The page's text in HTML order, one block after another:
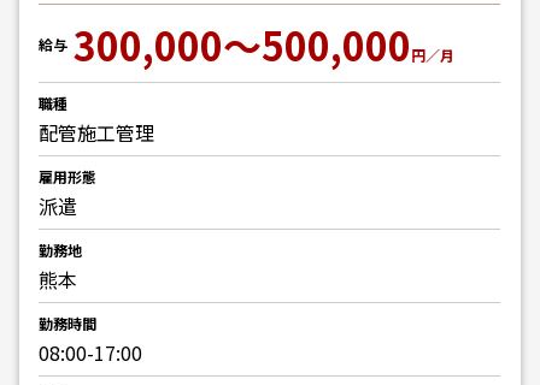
給与 300,000～500,000円／月
職種
配管施工管理
雇用形態
派遣
勤務地
熊本
勤務時間
08:00-17:00